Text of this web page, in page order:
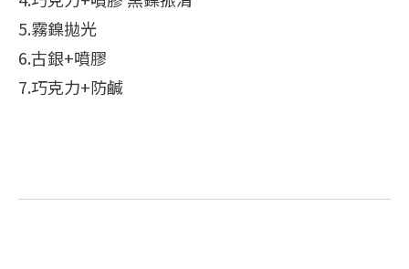
5.霧鎳拋光
6.古銀+噴膠
7.巧克力+防鹹